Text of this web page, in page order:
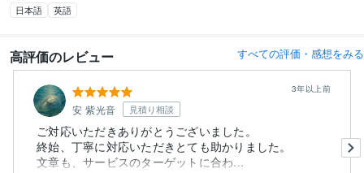
日本語 英語
高評価のレビュー すべての評価・感想をみる
安 紫光音 見積り相談
3年以上前
ご対応いただきありがとうございました。
終始、丁寧に対応いただきとても助かりました。
文章も、サービスのターゲットに合わ...